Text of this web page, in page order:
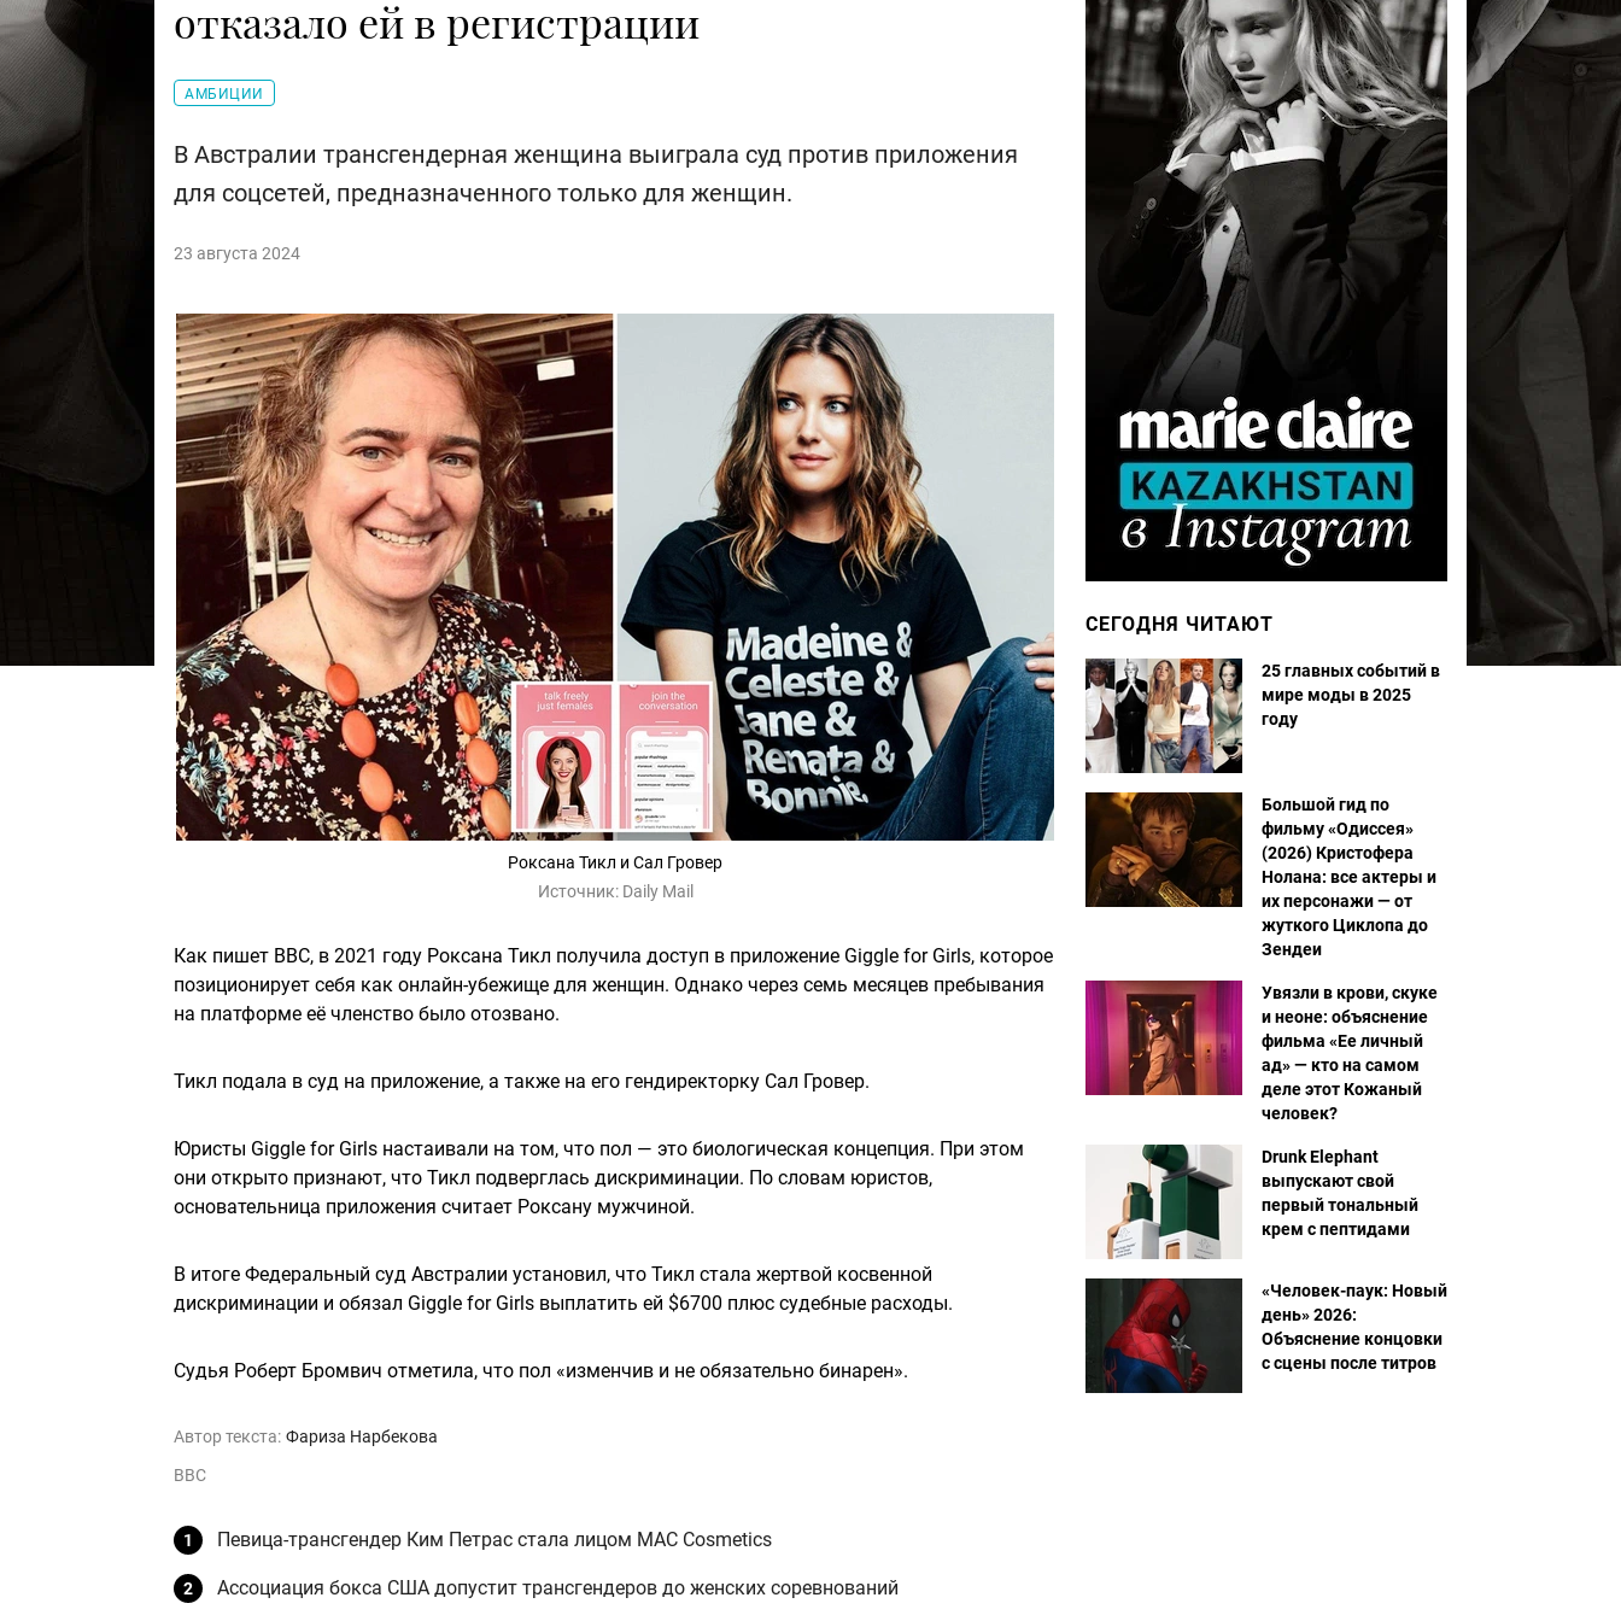
отказало ей в регистрации
АМБИЦИИ
В Австралии трансгендерная женщина выиграла суд против приложения
для соцсетей, предназначенного только для женщин.
23 августа 2024
Роксана Тикл и Сал Гровер
Источник: Daily Mail
Как пишет BBC, в 2021 году Роксана Тикл получила доступ в приложение Giggle for Girls, которое
позиционирует себя как онлайн-убежище для женщин. Однако через семь месяцев пребывания
на платформе её членство было отозвано.
Тикл подала в суд на приложение, а также на его гендиректорку Сал Гровер.
Юристы Giggle for Girls настаивали на том, что пол — это биологическая концепция. При этом
они открыто признают, что Тикл подверглась дискриминации. По словам юристов,
основательница приложения считает Роксану мужчиной.
В итоге Федеральный суд Австралии установил, что Тикл стала жертвой косвенной
дискриминации и обязал Giggle for Girls выплатить ей $6700 плюс судебные расходы.
Судья Роберт Бромвич отметила, что пол «изменчив и не обязательно бинарен».
Автор текста: Фариза Нарбекова
BBC
Певица-трансгендер Ким Петрас стала лицом MAC Cosmetics
Ассоциация бокса США допустит трансгендеров до женских соревнований
СЕГОДНЯ ЧИТАЮТ
25 главных событий в
мире моды в 2025
году
Большой гид по
фильму «Одиссея»
(2026) Кристофера
Нолана: все актеры и
их персонажи — от
жуткого Циклопа до
Зендеи
Увязли в крови, скуке
и неоне: объяснение
фильма «Ее личный
ад» — кто на самом
деле этот Кожаный
человек?
Drunk Elephant
выпускают свой
первый тональный
крем с пептидами
«Человек-паук: Новый
день» 2026:
Объяснение концовки
с сцены после титров